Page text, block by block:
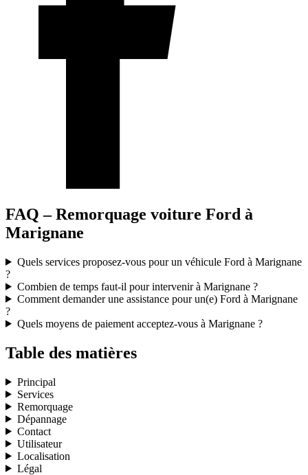
FAQ – Remorquage voiture Ford à
Marignane
Quels services proposez-vous pour un véhicule Ford à Marignane
?
Combien de temps faut-il pour intervenir à Marignane ?
Comment demander une assistance pour un(e) Ford à Marignane
?
Quels moyens de paiement acceptez-vous à Marignane ?
Table des matières
Principal
Services
Remorquage
Dépannage
Contact
Utilisateur
Localisation
Légal